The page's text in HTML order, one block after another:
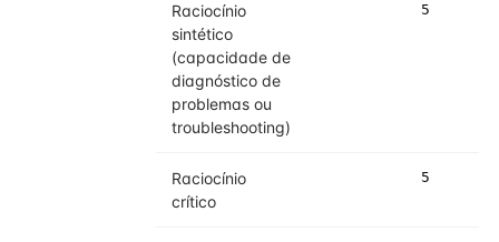
Raciocínio
sintético
(capacidade de
diagnóstico de
problemas ou
troubleshooting)
5
Raciocínio
crítico
5